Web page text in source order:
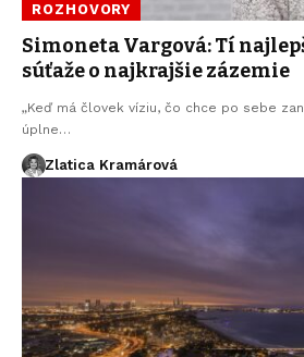
ROZHOVORY
Simoneta Vargová: Tí
súťaže o najkrajšie zázemie
„Keď má človek víziu, čo chce po sebe
úplne…
Zlatica Kramárová